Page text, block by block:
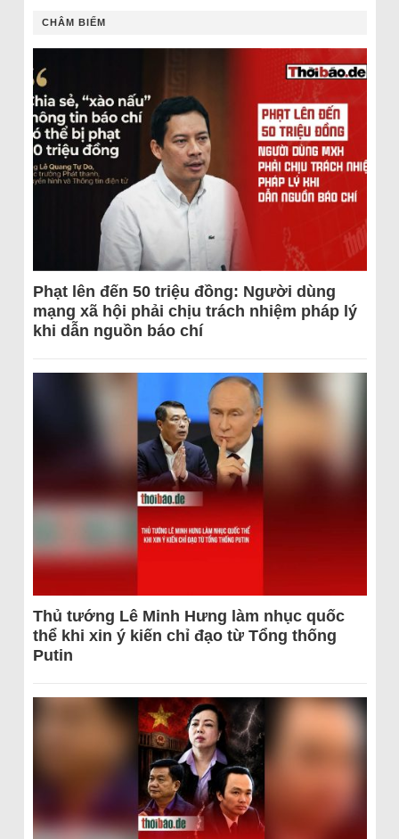
CHÂM BIẾM
Phạt lên đến 50 triệu đồng: Người dùng
mạng xã hội phải chịu trách nhiệm pháp lý
khi dẫn nguồn báo chí
Thủ tướng Lê Minh Hưng làm nhục quốc
thể khi xin ý kiến chỉ đạo từ Tổng thống
Putin